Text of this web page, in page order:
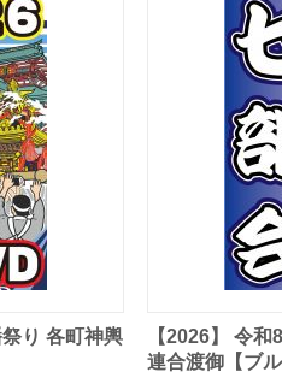
り 各町神輿
【2026】 令
連合渡御【ブル